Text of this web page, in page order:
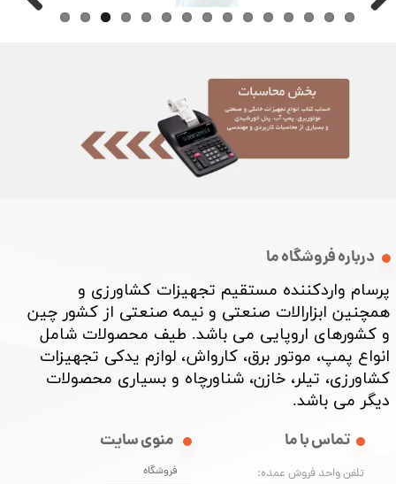
★★★
درباره فروشگاه ما
پرسام واردکننده مستقیم تجهیزات کشاورزی و
همچنین ابزارالات صنعتی و نیمه صنعتی از کشور چین
و کشورهای اروپایی می باشد. طیف محصولات شامل
انواع پمپ، موتور برق، کارواش، لوازم یدکی تجهیزات
کشاورزی، تیلر، خازن، شناورچاه و بسیاری محصولات
دیگر می باشد. ​​​​​​​
منوی سایت
فروشگاه
تماس با ما
تلفن واحد فروش عمده: